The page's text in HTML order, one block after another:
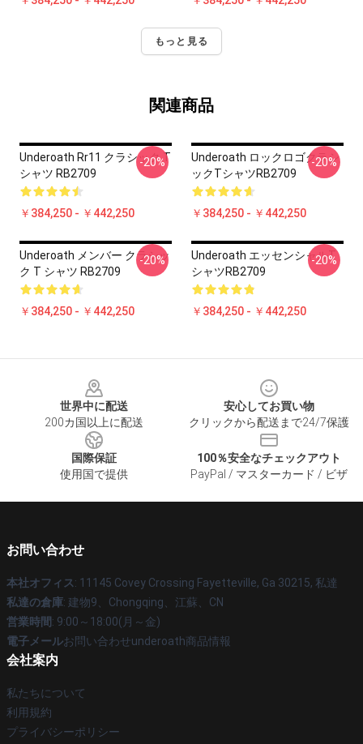
もっと見る
関連商品
Underoath Rr11 クラシック T
シャツ RB2709
￥384,250 - ￥442,250
-20%
Underoath ロックロゴクラシ
ックTシャツRB2709
￥384,250 - ￥442,250
-20%
Underoath メンバー クラシッ
ク T シャツ RB2709
￥384,250 - ￥442,250
-20%
Underoath エッセンシャルT
シャツRB2709
￥384,250 - ￥442,250
-20%
世界中に配送
200カ国以上に配送
安心してお買い物
クリックから配送まで24/7保護
国際保証
使用国で提供
100％安全なチェックアウト
PayPal / マスターカード / ビザ
お問い合わせ
本社オフィス: 11145 Covey Crossing Fayetteville, Ga 30215, 私達
私達の倉庫: 建物9、Chongqing、江蘇、CN
営業時間: 9:00～18:00(月～金)
電子メールお問い合わせunderoath商品情報
会社案内
私たちについて
利用規約
プライバシーポリシー